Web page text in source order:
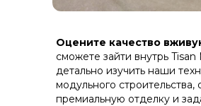
Оцените качество
сможете зайти внутрь Tisan
детально изучить наши
модульного строительства,
премиальную отделку и
(дерево-полимерный композит)
скрытом крепеже.